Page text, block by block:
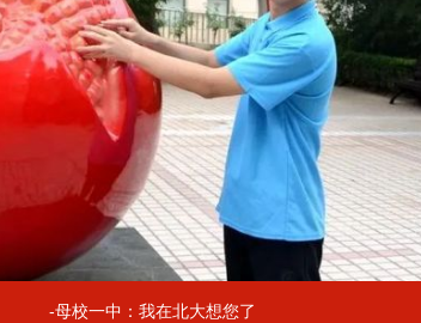
-母校一中：我在北大想您了